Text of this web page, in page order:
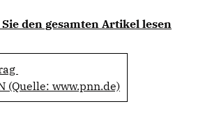
den gesamten Artikel lesen
(Quelle: www.pnn.de)